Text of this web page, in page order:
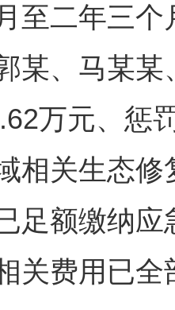
至二年三
某、马某
万元、惩
相关生态
足额缴纳
关费用已